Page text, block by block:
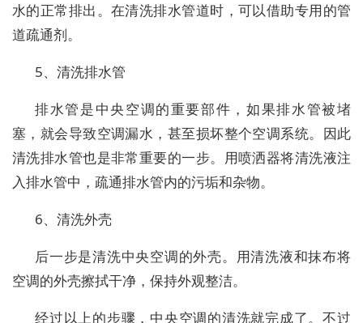
水的正常排出。在清洗排水管道时，可以借助专用的管
道疏通剂。
5、清洗排水管
排水管是中央空调的重要部件，如果排水管被堵
塞，就会导致空调漏水，甚至损坏整个空调系统。因此
清洗排水管也是非常重要的一步。用喷洒器将清洗液注
入排水管中，疏通排水管内的污垢和杂物。
6、清洗外壳
后一步是清洗中央空调的外壳。用清洗液和抹布将
空调的外壳擦拭干净，保持外观整洁。
经过以上的步骤，中央空调的清洗就完成了。不过